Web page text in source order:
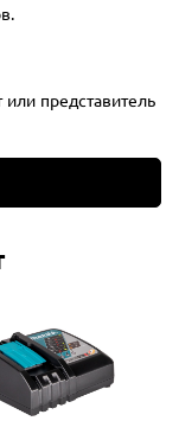
представитель